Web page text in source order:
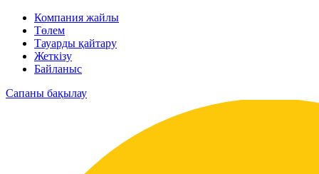
Компания жайлы
Төлем
Тауарды қайтару
Жеткізу
Байланыс
Сапаны бақылау